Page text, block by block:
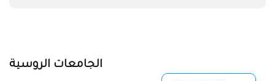
الجامعات الروسية